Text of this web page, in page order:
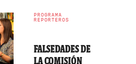
PROGRAMA
REPORTEROS
FALSEDADES DE
LA COMISIÓN